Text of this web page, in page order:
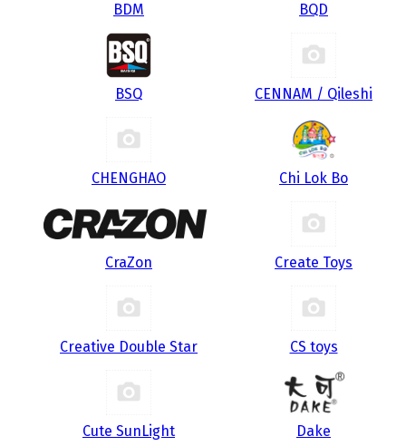
BDM BQD
BSQ CENNAM / Qileshi
CHENGHAO Chi Lok Bo
CraZon Create Toys
Creative Double Star CS toys
Cute SunLight Dake